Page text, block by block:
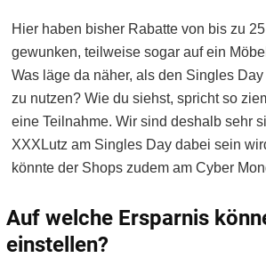
Hier haben bisher Rabatte von bis zu
gewunken, teilweise sogar auf ein
Was läge da näher, als den Singles
zu nutzen? Wie du siehst, spricht so
eine Teilnahme. Wir sind deshalb sehr
XXXLutz am Singles Day dabei sein
könnte der Shops zudem am Cyber
Auf welche Ersparnis
einstellen?